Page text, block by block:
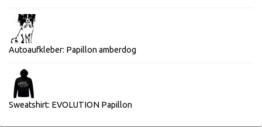
Autoaufkleber: Papillon amberdog
Sweatshirt: EVOLUTION Papillon